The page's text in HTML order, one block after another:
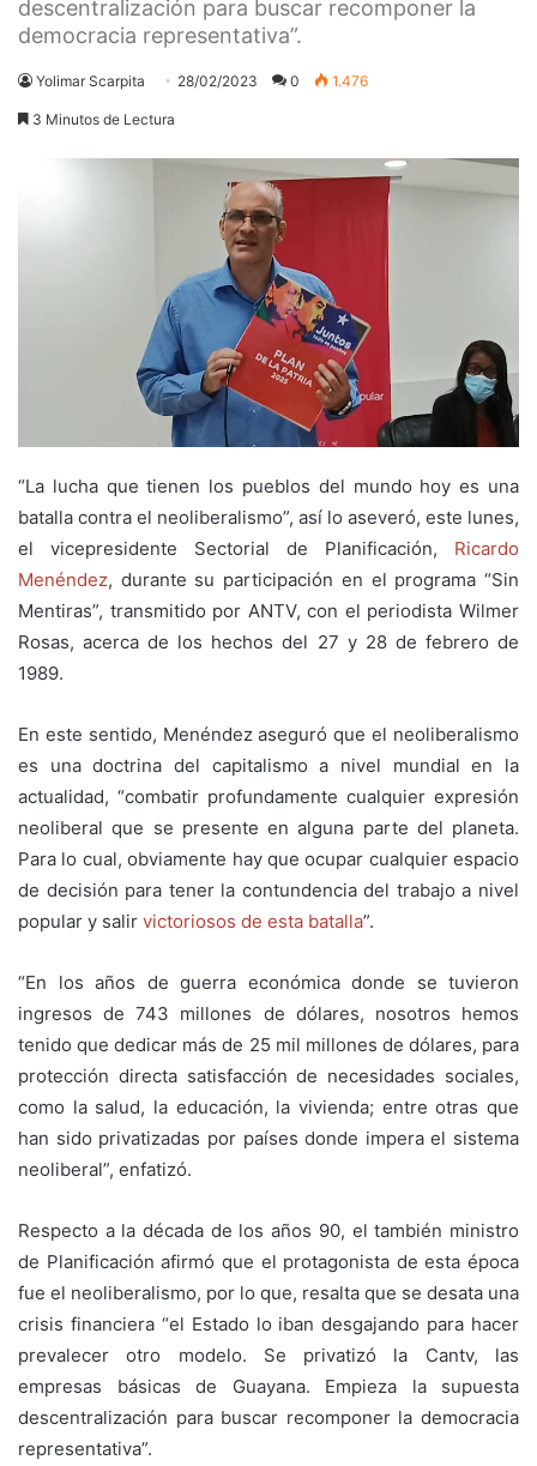
descentralización para buscar recomponer la
democracia representativa”.
Yolimar Scarpita 28/02/2023 0 1.476
3 Minutos de Lectura
“La lucha que tienen los pueblos del mundo hoy es una
batalla contra el neoliberalismo”, así lo aseveró, este lunes,
el vicepresidente Sectorial de Planificación, Ricardo
Menéndez, durante su participación en el programa “Sin
Mentiras”, transmitido por ANTV, con el periodista Wilmer
Rosas, acerca de los hechos del 27 y 28 de febrero de
1989.
En este sentido, Menéndez aseguró que el neoliberalismo
es una doctrina del capitalismo a nivel mundial en la
actualidad, “combatir profundamente cualquier expresión
neoliberal que se presente en alguna parte del planeta.
Para lo cual, obviamente hay que ocupar cualquier espacio
de decisión para tener la contundencia del trabajo a nivel
popular y salir victoriosos de esta batalla”.
“En los años de guerra económica donde se tuvieron
ingresos de 743 millones de dólares, nosotros hemos
tenido que dedicar más de 25 mil millones de dólares, para
protección directa satisfacción de necesidades sociales,
como la salud, la educación, la vivienda; entre otras que
han sido privatizadas por países donde impera el sistema
neoliberal”, enfatizó.
Respecto a la década de los años 90, el también ministro
de Planificación afirmó que el protagonista de esta época
fue el neoliberalismo, por lo que, resalta que se desata una
crisis financiera “el Estado lo iban desgajando para hacer
prevalecer otro modelo. Se privatizó la Cantv, las
empresas básicas de Guayana. Empieza la supuesta
descentralización para buscar recomponer la democracia
representativa”.